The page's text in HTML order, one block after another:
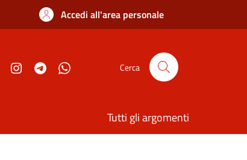
Accedi all'area personale
Cerca
Tutti gli argomenti